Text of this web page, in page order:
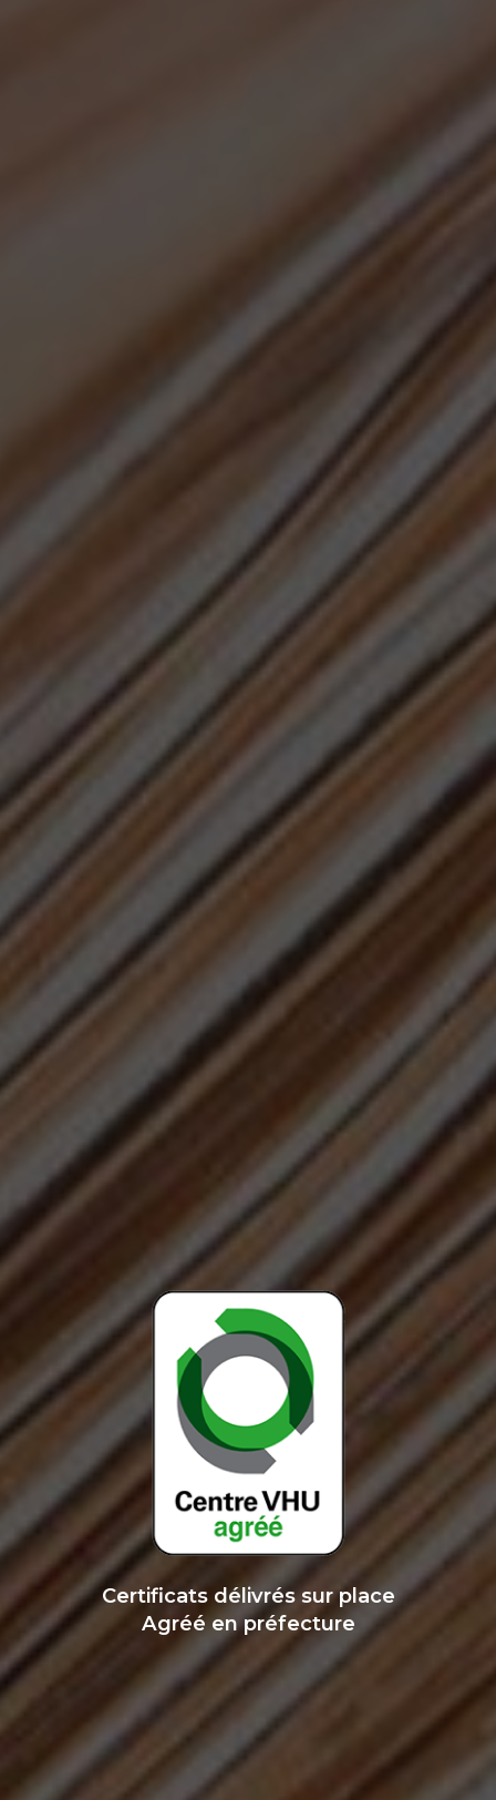
Certificats délivrés sur place
Agréé en préfecture